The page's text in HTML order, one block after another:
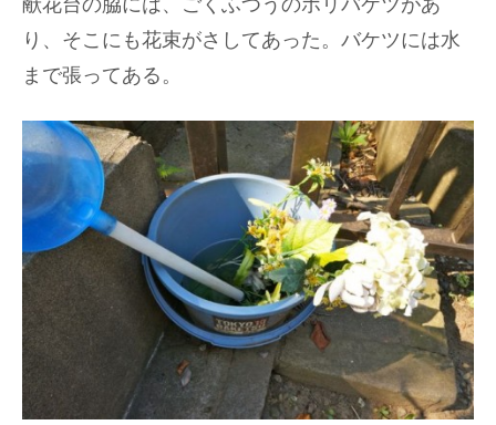
り、そこにも花束がさしてあった。バケツには水
まで張ってある。